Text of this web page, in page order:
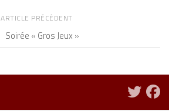
ARTICLE PRÉCÉDENT
Soirée « Gros Jeux »